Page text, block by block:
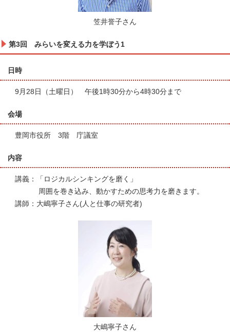
笠井誉子さん
第3回 みらいを変える力を学ぼう1
日時
9月28日（土曜日） 午後1時30分から4時30分まで
会場
豊岡市役所 3階 庁議室
内容
講義：「ロジカルシンキングを磨く」
周囲を巻き込み、動かすための思考力を磨きます。
講師：大嶋寧子さん(人と仕事の研究者)
大嶋寧子さん